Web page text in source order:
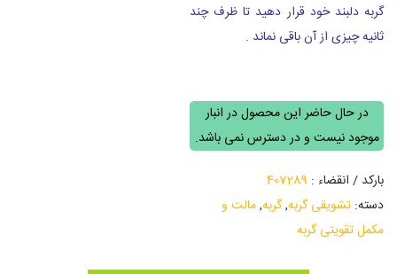
گربه دلبند خود قرار دهید تا ظرف چند
ثانیه چیزی از آن باقی نماند .
در حال حاضر این محصول در انبار
موجود نیست و در دسترس نمی باشد.
بارکد / انقضاء : 407289
دسته:تشویقی گربه,گربه,مالت و
مکمل تقویتی گربه